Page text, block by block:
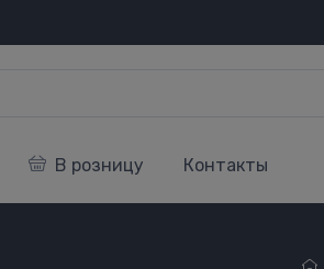
В розницу Контакты